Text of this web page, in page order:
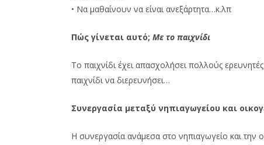
• Να μαθαίνουν να είναι ανεξάρτητα…κ.λπ
Πώς γίνεται αυτό; Με το παιχνίδι
Το παιχνίδι έχει απασχολήσει πολλούς
παιχνίδι να διερευνήσει…
Συνεργασία μεταξύ νηπιαγωγείου και
Η συνεργασία ανάμεσα στο νηπιαγωγείο και την